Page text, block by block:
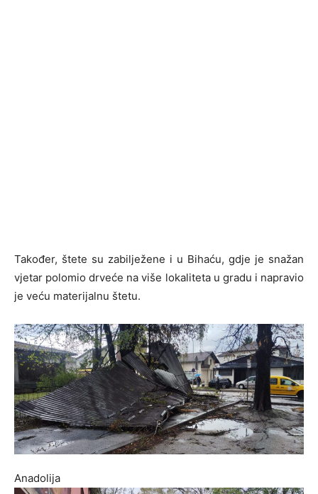
Također, štete su zabilježene i u Bihaću, gdje je snažan
vjetar polomio drveće na više lokaliteta u gradu i napravio
je veću materijalnu štetu.
Anadolija